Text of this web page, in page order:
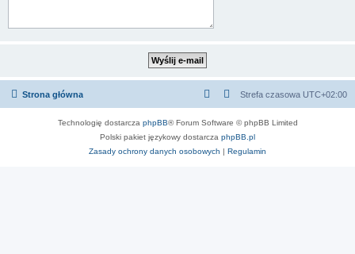
Strona główna Strefa czasowa UTC+02:00
Technologię dostarcza phpBB® Forum Software © phpBB Limited
Polski pakiet językowy dostarcza phpBB.pl
Zasady ochrony danych osobowych | Regulamin